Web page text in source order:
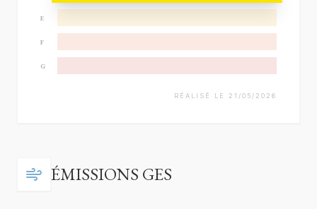
E
F
G
RÉALISÉ LE 21/05/2026
ÉMISSIONS GES